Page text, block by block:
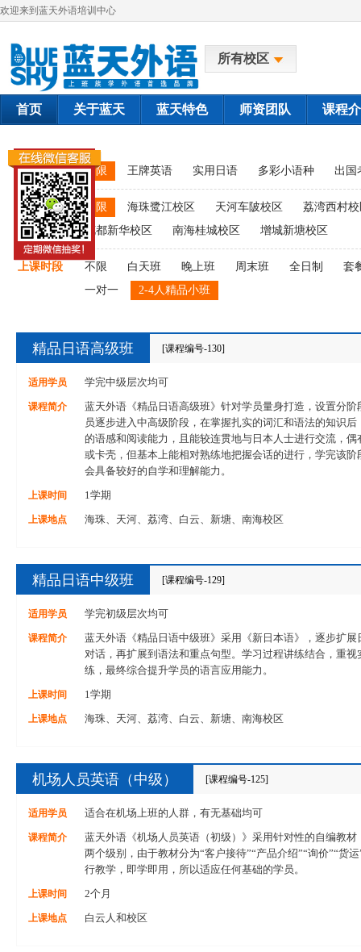
欢迎来到蓝天外语培训中心
所有校区
首页 关于蓝天 蓝天特色 师资团队 课程
课程类别 不限 王牌英语 实用日语 多彩小语种 出国
上课校区 不限 海珠鹭江校区 天河车陂校区
荔湾西村
花都新华校区
南海桂城校区 增城新塘校区
上课时段 不限 白天班 晚上班 周末班 全日制
套
一对一
2-4人精品小班
精品日语高级班 [课程编号-130]
适用学员 学完中级层次均可
课程简介
蓝天外语《精品日语高级班》针对学员量身打造，设置分阶
员逐步进入中高级阶段，在掌握扎实的词汇和语法的知识后
的语感和阅读能力，且能较连贯地与日本人士进行交流，偶
或卡壳，但基本上能相对熟练地把握会话的进行，学完该阶
会具备较好的自学和理解能力。
上课时间 1学期
上课地点 海珠、天河、荔湾、白云、新塘、南海校区
精品日语中级班 [课程编号-129]
适用学员 学完初级层次均可
课程简介
蓝天外语《精品日语中级班》采用《新日本语》，逐步扩展
对话，再扩展到语法和重点句型。学习过程讲练结合，重视
练，最终综合提升学员的语言应用能力。
上课时间 1学期
上课地点 海珠、天河、荔湾、白云、新塘、南海校区
机场人员英语（中级） [课程编号-125]
适用学员 适合在机场上班的人群，有无基础均可
课程简介
蓝天外语《机场人员英语（初级）》采用针对性的自编教材
两个级别，由于教材分为“客户接待”“产品介绍”“询价”“货
行教学，即学即用，所以适应任何基础的学员。
上课时间 2个月
上课地点 白云人和校区